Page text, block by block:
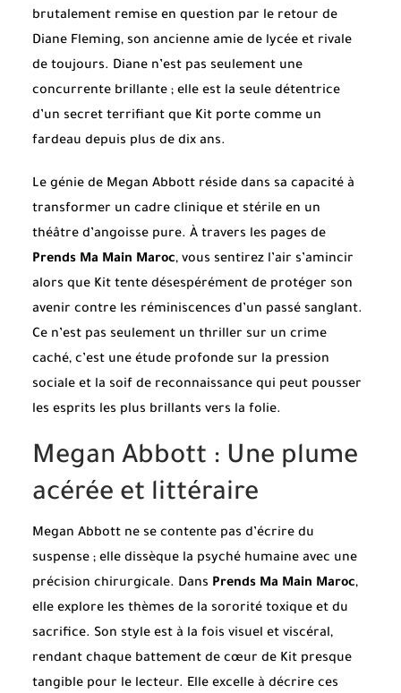
brutalement remise en question par le retour de
Diane Fleming, son ancienne amie de lycée et rivale
de toujours. Diane n’est pas seulement une
concurrente brillante ; elle est la seule détentrice
d’un secret terrifiant que Kit porte comme un
fardeau depuis plus de dix ans.
Le génie de Megan Abbott réside dans sa capacité à
transformer un cadre clinique et stérile en un
théâtre d’angoisse pure. À travers les pages de
Prends Ma Main Maroc, vous sentirez l’air s’amincir
alors que Kit tente désespérément de protéger son
avenir contre les réminiscences d’un passé sanglant.
Ce n’est pas seulement un thriller sur un crime
caché, c’est une étude profonde sur la pression
sociale et la soif de reconnaissance qui peut pousser
les esprits les plus brillants vers la folie.
Megan Abbott : Une plume
acérée et littéraire
Megan Abbott ne se contente pas d’écrire du
suspense ; elle dissèque la psyché humaine avec une
précision chirurgicale. Dans Prends Ma Main Maroc,
elle explore les thèmes de la sororité toxique et du
sacrifice. Son style est à la fois visuel et viscéral,
rendant chaque battement de cœur de Kit presque
tangible pour le lecteur. Elle excelle à décrire ces